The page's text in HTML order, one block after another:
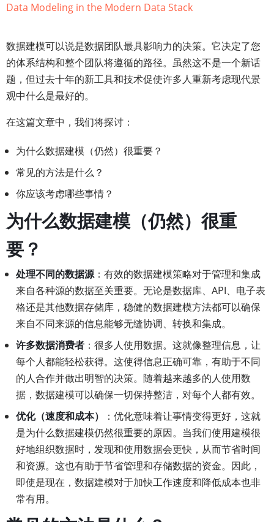
Data Modeling in the Modern Data Stack
数据建模可以说是数据团队最具影响力的决策。它决定了您
的体系结构和整个团队将遵循的路径。虽然这不是一个新话
题，但过去十年的新工具和技术促使许多人重新考虑现代景
观中什么是最好的。
在这篇文章中，我们将探讨：
为什么数据建模（仍然）很重要？
常见的方法是什么？
你应该考虑哪些事情？
为什么数据建模（仍然）很重
要？
处理不同的数据源：有效的数据建模策略对于管理和集成
来自各种源的数据至关重要。无论是数据库、API、电子表
格还是其他数据存储库，稳健的数据建模方法都可以确保
来自不同来源的信息能够无缝协调、转换和集成。
许多数据消费者 ：很多人使用数据。这就像整理信息，让
每个人都能轻松获得。这使得信息正确可靠，有助于不同
的人合作并做出明智的决策。随着越来越多的人使用数
据，数据建模可以确保一切保持整洁，对每个人都有效。
优化（速度和成本）
：优化意味着让事情变得更好，这就
是为什么数据建模仍然很重要的原因。当我们使用建模很
好地组织数据时，发现和使用数据会更快，从而节省时间
和资源。这也有助于节省管理和存储数据的资金。因此，
即使是现在，数据建模对于加快工作速度和降低成本也非
常有用。